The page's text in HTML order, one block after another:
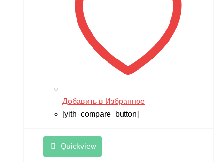
Добавить в Избранное
[yith_compare_button]
Quickview